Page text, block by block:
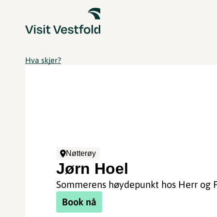
Hva skjer?
Nøtterøy
Jørn Hoel
Sommerens høydepunkt hos Herr og
Book nå